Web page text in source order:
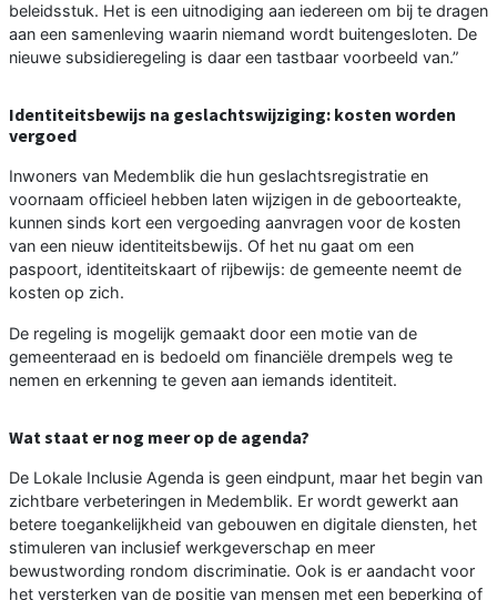
beleidsstuk. Het is een uitnodiging aan iedereen om bij te dragen
aan een samenleving waarin niemand wordt buitengesloten. De
nieuwe subsidieregeling is daar een tastbaar voorbeeld van.”
Identiteitsbewijs na geslachtswijziging: kosten worden
vergoed
Inwoners van Medemblik die hun geslachtsregistratie en
voornaam officieel hebben laten wijzigen in de geboorteakte,
kunnen sinds kort een vergoeding aanvragen voor de kosten
van een nieuw identiteitsbewijs. Of het nu gaat om een
paspoort, identiteitskaart of rijbewijs: de gemeente neemt de
kosten op zich.
De regeling is mogelijk gemaakt door een motie van de
gemeenteraad en is bedoeld om financiële drempels weg te
nemen en erkenning te geven aan iemands identiteit.
Wat staat er nog meer op de agenda?
De Lokale Inclusie Agenda is geen eindpunt, maar het begin van
zichtbare verbeteringen in Medemblik. Er wordt gewerkt aan
betere toegankelijkheid van gebouwen en digitale diensten, het
stimuleren van inclusief werkgeverschap en meer
bewustwording rondom discriminatie. Ook is er aandacht voor
het versterken van de positie van mensen met een beperking of